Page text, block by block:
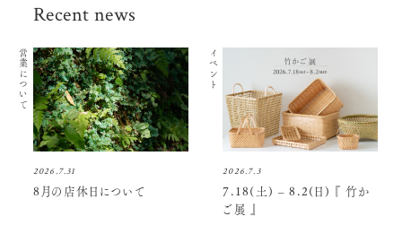
Recent news
2026.7.31
営業について
8月の店休日について
2026.7.3
イベント
7.18(土) – 8.2(日) 『 竹か
ご展 』